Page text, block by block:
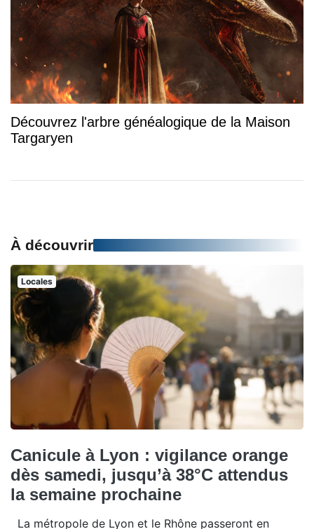
Découvrez l'arbre généalogique de la Maison
Targaryen
À découvrir
Locales
Canicule à Lyon : vigilance orange
dès samedi, jusqu’à 38°C attendus
la semaine prochaine
La métropole de Lyon et le Rhône passeront en